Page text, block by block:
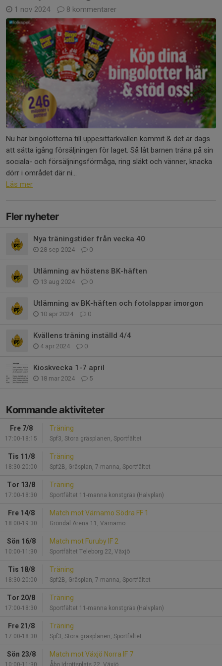
1 nov 2024 8 kommentarer
Nu har bingolotterna till uppesittarkvällen kommit & det är dags
att sätta igång försäljningen för laget. Så låt barnen träna på sin
sociala- och försäljningsförmåga, ring släkt och vänner, knacka
dörr i området där ni...
Läs mer
Fler nyheter
Nya träningstider från vecka 40
28 sep 2024 0
Utlämning av höstens BK-häften
13 aug 2024 0
Utlämning av BK-häften och fotolappar imorgon
10 apr 2024 0
Kvällens träning inställd 4/4
4 apr 2024 0
Kioskvecka 1-7 april
18 mar 2024 5
Kommande aktiviteter
Fre 7/8
17:00-18:15
Träning
Spf3, Stora gräsplanen, Sportfältet
Tis 11/8
18:30-20:00
Träning
Spf2B, Gräsplan, 7-manna, Sportfältet
Tor 13/8
17:00-18:30
Träning
Sportfältet 11-manna konstgräs (Halvplan)
Fre 14/8
18:00-19:30
Match mot Värnamo Södra FF 1
Gröndal Arena 11, Värnamo
Sön 16/8
10:00-11:30
Match mot Furuby IF 2
Sportfältet Teleborg 22, Växjö
Tis 18/8
18:30-20:00
Träning
Spf2B, Gräsplan, 7-manna, Sportfältet
Tor 20/8
17:00-18:30
Träning
Sportfältet 11-manna konstgräs (Halvplan)
Fre 21/8
17:00-18:30
Träning
Spf3, Stora gräsplanen, Sportfältet
Sön 23/8
10:00-11:30
Match mot Växjö Norra IF 7
Åbo Idrottsplats 22, Växjö